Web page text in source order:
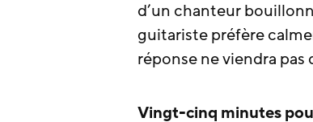
d’un chanteur
guitariste préfère
réponse ne viendra pas
Vingt-cinq minutes